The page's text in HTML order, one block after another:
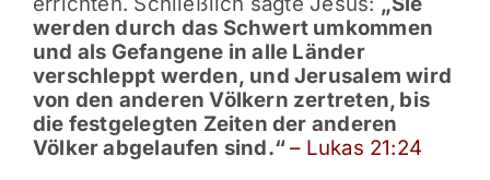
werden durch das Schwert umkommen
und als Gefangene in alle Länder
verschleppt werden, und Jerusalem wird
von den anderen Völkern zertreten, bis
die festgelegten Zeiten der anderen
Völker abgelaufen sind.“– Lukas 21:24